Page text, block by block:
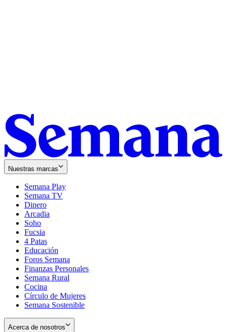
Nuestras marcas
Semana Play
Semana TV
Dinero
Arcadia
Soho
in
new
window
Fucsia
in
new
window
4 Patas
Educación
Foros Semana
Finanzas Personales
Semana Rural
Cocina
Círculo de Mujeres
Semana Sostenible
Acerca de nosotros